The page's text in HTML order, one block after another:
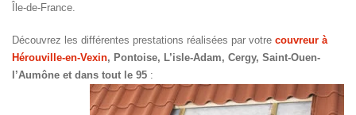
Île-de-France.
Découvrez les différentes prestations réalisées par votre couvreur à
Hérouville-en-Vexin, Pontoise, L’isle-Adam, Cergy, Saint-Ouen-
l’Aumône et dans tout le 95 :